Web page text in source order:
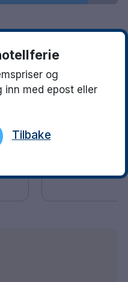
Marilyn
Garthe
og
inn med epost eller
Tilbake